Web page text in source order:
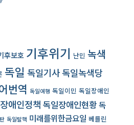
후보호 기후위기 난민 녹색
독일 독일기사독일녹색당
번역 독일여행 독일이민 독일장애인
애인정책독일장애인현황독
독일탈핵 미래를위한금요일 베를린